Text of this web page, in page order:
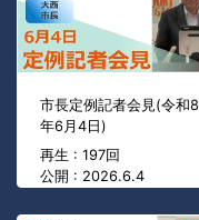
市長定例記者会見(令和8
年6月4日)
再生 : 197回
公開 : 2026.6.4